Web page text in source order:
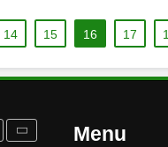
14 15 16 17
Menu